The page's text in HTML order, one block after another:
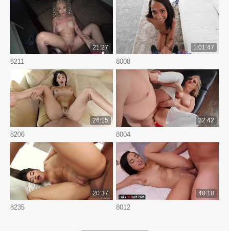
8211
21:27
8008
1:01:47
8206
26:15
8004
32:42
8235
20:37
8012
40:18